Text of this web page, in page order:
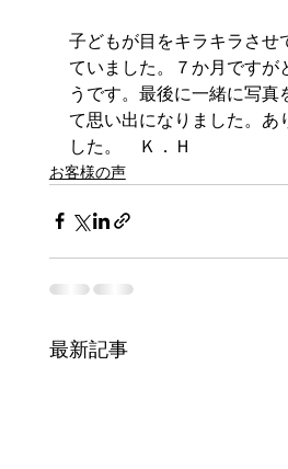
子どもが目をキラキラさせ
ていました。７か月ですが
うです。最後に一緒に写真
て思い出になりました。あ
した。　Ｋ．Ｈ
お客様の声
最新記事